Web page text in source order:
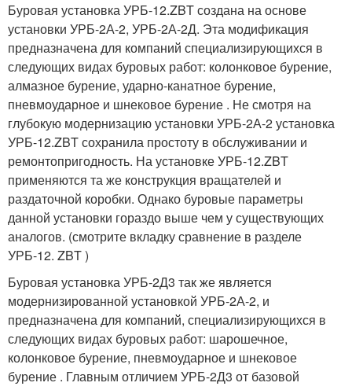
Буровая установка УРБ-12.ZBT создана на основе
установки УРБ-2А-2, УРБ-2А-2Д. Эта модификация
предназначена для компаний специализирующихся в
следующих видах буровых работ: колонковое бурение,
алмазное бурение, ударно-канатное бурение,
пневмоударное и шнековое бурение . Не смотря на
глубокую модернизацию установки УРБ-2А-2 установка
УРБ-12.ZBT сохранила простоту в обслуживании и
ремонтопригодность. На установке УРБ-12.ZBT
применяются та же конструкция вращателей и
раздаточной коробки. Однако буровые параметры
данной установки гораздо выше чем у существующих
аналогов. (смотрите вкладку сравнение в разделе
УРБ-12. ZBT )
Буровая установка УРБ-2Д3 так же является
модернизированной установкой УРБ-2А-2, и
предназначена для компаний, специализирующихся в
следующих видах буровых работ: шарошечное,
колонковое бурение, пневмоударное и шнековое
бурение . Главным отличием УРБ-2Д3 от базовой